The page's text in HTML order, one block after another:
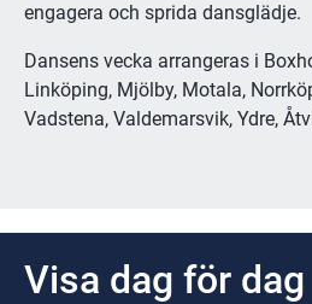
engagera och sprida dansglädje.
Dansens vecka arrangeras i
Linköping, Mjölby, Motala,
Vadstena, Valdemarsvik, Ydre,
Visa dag för dag